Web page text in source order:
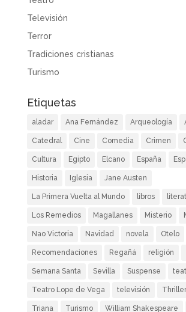
Televisión
Terror
Tradiciones cristianas
Turismo
Etiquetas
aladar Ana Fernández Arqueología
Catedral Cine Comedia Crimen
Cultura Egipto Elcano España
Historia Iglesia Jane Austen
La Primera Vuelta al Mundo libros
Los Remedios Magallanes Misterio
Nao Victoria Navidad novela Otelo
Recomendaciones Regañá religión
Semana Santa Sevilla Suspense
Teatro Lope de Vega televisión Thriller
Triana Turismo William Shakespeare